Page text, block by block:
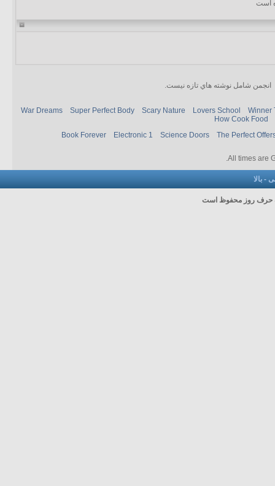
انجمن شامل نوشته هاي تازه نيست.
War Dreams Super Perfect Body Scary Nature Lovers School
Winner
How Cook Food
Book Forever
Electronic 1 Science Doors The Perfect
All times are
- بالا